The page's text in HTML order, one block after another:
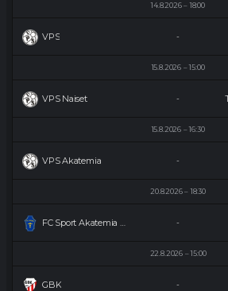
14.8.2026 18:00
VPS -
15.8.2026 15:00
VPS Naiset -
15.8.2026 16:30
VPS Akatemia -
20.8.2026 18:30
-
22.8.2026 15:00
GBK -